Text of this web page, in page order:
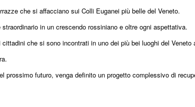
che si affacciano sui Colli Euganei più belle del Veneto.
in un crescendo rossiniano e oltre ogni aspettativa.
che si sono incontrati in uno dei più bei luoghi del Veneto
futuro, venga definito un progetto complessivo di